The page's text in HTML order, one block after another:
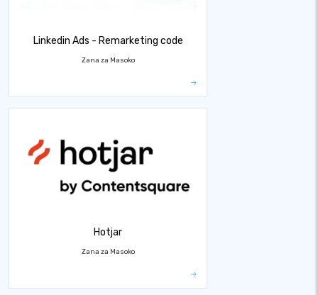
Linkedin Ads - Remarketing code
Zana za Masoko
Hotjar
Zana za Masoko